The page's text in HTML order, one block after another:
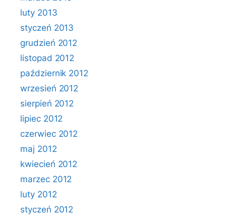
luty 2013
styczeń 2013
grudzień 2012
listopad 2012
październik 2012
wrzesień 2012
sierpień 2012
lipiec 2012
czerwiec 2012
maj 2012
kwiecień 2012
marzec 2012
luty 2012
styczeń 2012